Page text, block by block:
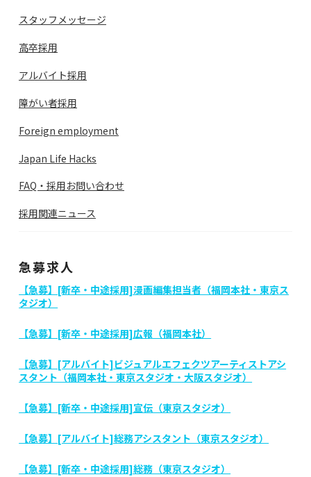
スタッフメッセージ
高卒採用
アルバイト採用
障がい者採用
Foreign employment
Japan Life Hacks
FAQ・採用お問い合わせ
採用関連ニュース
急募求人
【急募】[新卒・中途採用]漫画編集担当者（福岡本社・東京ス
タジオ）
【急募】[新卒・中途採用]広報（福岡本社）
【急募】[アルバイト]ビジュアルエフェクツアーティストアシ
スタント（福岡本社・東京スタジオ・大阪スタジオ）
【急募】[新卒・中途採用]宣伝（東京スタジオ）
【急募】[アルバイト]総務アシスタント（東京スタジオ）
【急募】[新卒・中途採用]総務（東京スタジオ）